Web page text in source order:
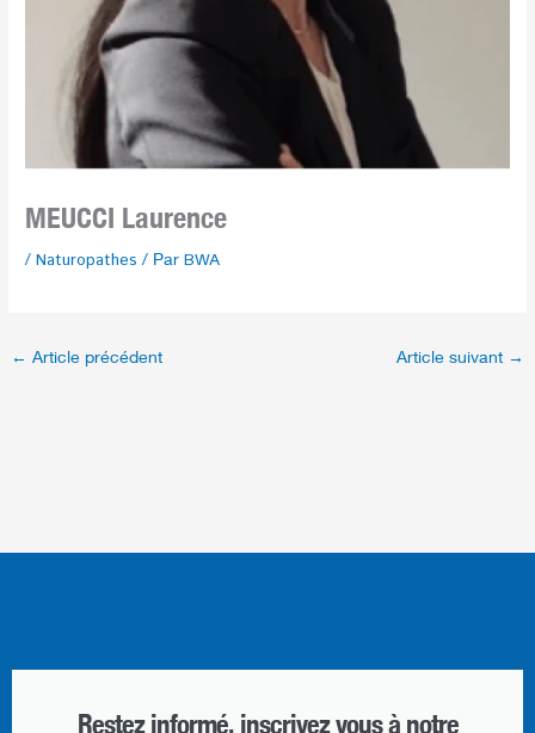
MEUCCI Laurence
/Naturopathes / ParBWA
← Article précédent Article suivant →
Restez informé, inscrivez vous à notre